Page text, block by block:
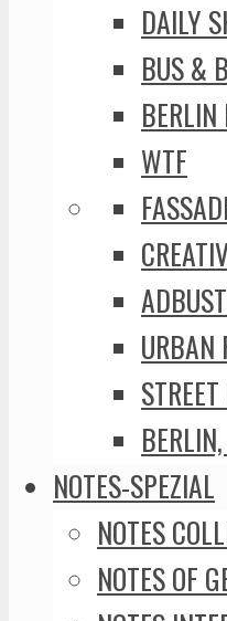
DAILY
BUS &
WTF
URBAN
NOTES-SPEZIAL
NOTES
NOTES OF